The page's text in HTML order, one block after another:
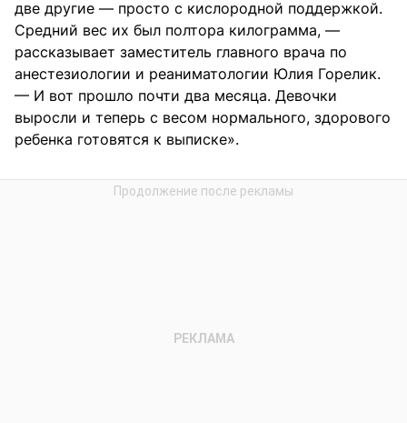
две другие — просто с кислородной поддержкой.
Средний вес их был полтора килограмма, —
рассказывает заместитель главного врача по
анестезиологии и реаниматологии Юлия Горелик.
— И вот прошло почти два месяца. Девочки
выросли и теперь с весом нормального, здорового
ребенка готовятся к выписке».